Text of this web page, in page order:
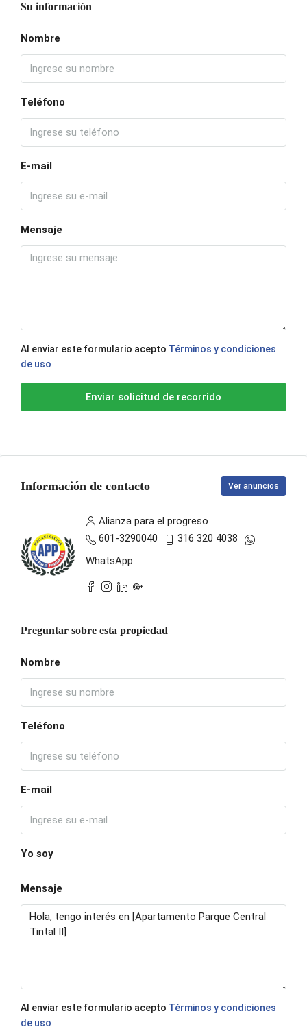
Su información
Nombre
Teléfono
E-mail
Mensaje
Al enviar este formulario acepto Términos y condiciones
de uso
Enviar solicitud de recorrido
Información de contacto Ver anuncios
Alianza para el progreso
601-3290040
316 320 4038
WhatsApp
Preguntar sobre esta propiedad
Nombre
Teléfono
E-mail
Yo soy
Mensaje
Al enviar este formulario acepto Términos y condiciones
de uso